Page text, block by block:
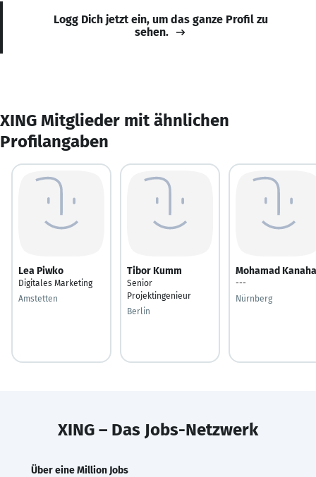
Logg Dich jetzt ein, um das ganze Profil zu
sehen.
XING Mitglieder mit ähnlichen
Profilangaben
Lea Piwko
Digitales Marketing
Amstetten
Tibor Kumm
Senior
Projektingenieur
Berlin
Mohamad Kanaha
---
Nürnberg
XING – Das Jobs-Netzwerk
Über eine Million Jobs